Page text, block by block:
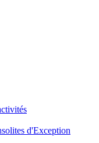
d'Exception